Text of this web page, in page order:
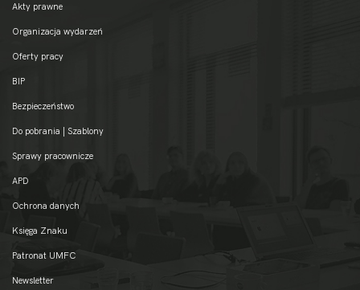
Akty prawne
Organizacja wydarzeń
Oferty pracy
BIP
Bezpieczeństwo
Do pobrania | Szablony
Sprawy pracownicze
APD
Ochrona danych
Księga Znaku
Patronat UMFC
Newsletter